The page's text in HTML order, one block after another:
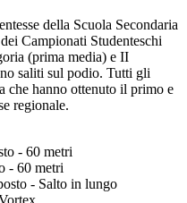
della Scuola Secondaria
Campionati Studenteschi
(prima media) e II
saliti sul podio. Tutti gli
che hanno ottenuto il primo e
regionale.
- 60 metri
- 60 metri
- Salto in lungo